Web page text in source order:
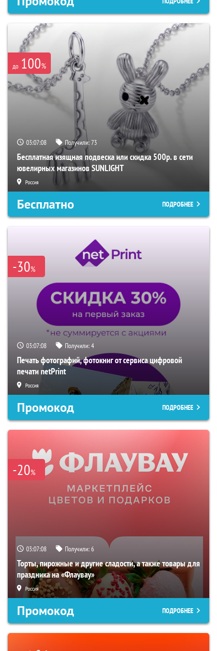
до 100%
03:07:07 Получили:73
Бесплатная изящная подвеска или скидка 500р. в сети
ювелирных магазинов SUNLIGHT
Россия
Бесплатно ПОДРОБНЕЕ
-30%
03:07:07 Получили:4
Печать фотографий, фотокниг от сервиса цифровой
печати netPrint
Россия
Промокод ПОДРОБНЕЕ
-20%
03:07:07 Получили:6
Торты, пирожные и другие сладости, а также товары для
праздника на «Флаувау»
Россия
Промокод ПОДРОБНЕЕ